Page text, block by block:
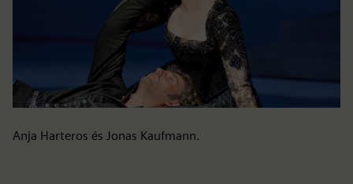
Anja Harteros és Jonas Kaufmann.